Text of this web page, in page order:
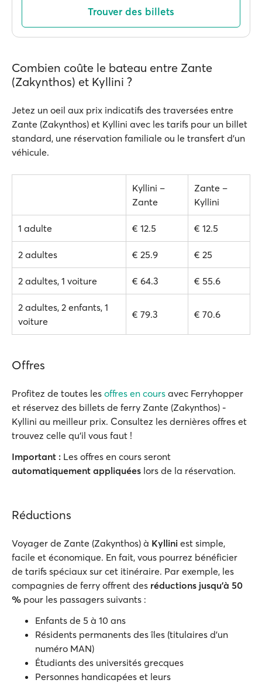
Trouver des billets
Combien coûte le bateau entre Zante
(Zakynthos) et Kyllini ?
Jetez un oeil aux prix indicatifs des traversées entre
Zante (Zakynthos) et Kyllini avec les tarifs pour un billet
standard, une réservation familiale ou le transfert d'un
véhicule.
Kyllini –
Zante
Zante –
Kyllini
1 adulte € 12.5 € 12.5
2 adultes € 25.9 € 25
2 adultes, 1 voiture € 64.3 € 55.6
2 adultes, 2 enfants, 1
voiture
€ 79.3 € 70.6
Offres
Profitez de toutes les offres en cours avec Ferryhopper
et réservez des billets de ferry Zante (Zakynthos) -
Kyllini au meilleur prix. Consultez les dernières offres et
trouvez celle qu'il vous faut !
Important : Les offres en cours seront
automatiquement appliquées lors de la réservation.
Réductions
Voyager de Zante (Zakynthos) à Kyllini est simple,
facile et économique. En fait, vous pourrez bénéficier
de tarifs spéciaux sur cet itinéraire. Par exemple, les
compagnies de ferry offrent des réductions jusqu'à 50
% pour les passagers suivants :
Enfants de 5 à 10 ans
Résidents permanents des îles (titulaires d'un
numéro MAN)
Étudiants des universités grecques
Personnes handicapées et leurs